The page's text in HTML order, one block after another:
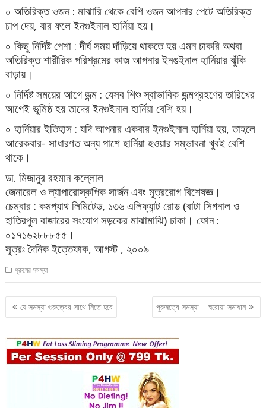
০ অতিরিক্ত ওজন : মাঝারি থেকে বেশি ওজন আপনার পেটে অতিরিক্ত
চাপ দেয়, যার ফলে ইনগুইনাল হার্নিয়া হয়।
০ কিছু নির্দিষ্ট পেশা : দীর্ঘ সময় দাঁড়িয়ে থাকতে হয় এমন চাকরি অথবা
অতিরিক্ত শারীরিক পরিশ্রমের কাজ আপনার ইনগুইনাল হার্নিয়ার ঝুঁকি
বাড়ায়।
০ নির্দিষ্ট সময়ের আগে জন্ম : যেসব শিশু স্বাভাবিক জন্মগ্রহণের তারিখের
আগেই ভূমিষ্ঠ হয় তাদের ইনগুইনাল হার্নিয়া বেশি হয়।
০ হার্নিয়ার ইতিহাস : যদি আপনার একবার ইনগুইনাল হার্নিয়া হয়, তাহলে
আরেকবার- সাধারণত অন্য পাশে হার্নিয়া হওয়ার সম্ভাবনা খুবই বেশি
থাকে।
ডা. মিজানুর রহমান কল্লোল
জেনারেল ও ল্যাপারোস্কপিক সার্জন এবং মূত্ররোগ বিশেষজ্ঞ।
চেম্বার : কমপ্যাথ লিমিটেড, ১৩৬ এলিফ্যান্ট রোড (বাটা সিগনাল ও
হাতিরপুল বাজারের সংযোগ সড়কের মাঝামাঝি) ঢাকা। ফোন :
০১৭১৬২৮৮৮৫৫।
সূত্রঃ দৈনিক ইত্তেফাক, আগস্ট , ২০০৯
পুরুষের সমস্যা
Post
navigation
যে সমস্যা গুরুত্বের সাথে নিতে হবে পুরুষত্বে সমস্যা – ঘরোয়া সমাধান